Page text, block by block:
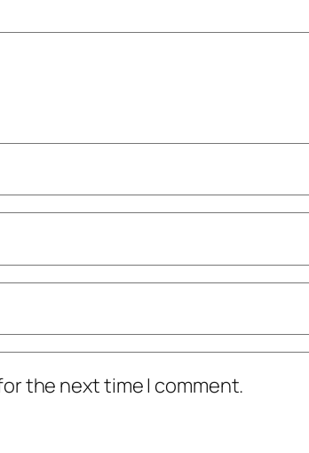
the next time I comment.